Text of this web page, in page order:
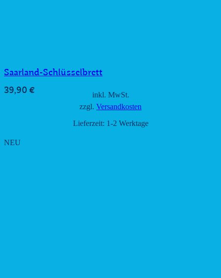
Saarland-Schlüsselbrett
39,90 €
inkl. MwSt.
zzgl. Versandkosten
Lieferzeit: 1-2 Werktage
NEU